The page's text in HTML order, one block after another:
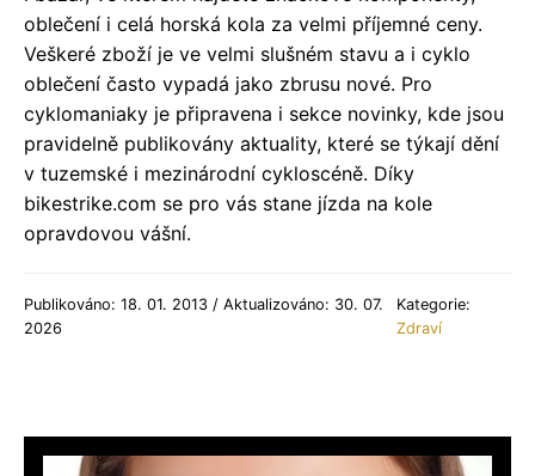
oblečení i celá horská kola za velmi příjemné ceny.
Veškeré zboží je ve velmi slušném stavu a i cyklo
oblečení často vypadá jako zbrusu nové. Pro
cyklomaniaky je připravena i sekce novinky, kde jsou
pravidelně publikovány aktuality, které se týkají dění
v tuzemské i mezinárodní cykloscéně. Díky
bikestrike.com se pro vás stane jízda na kole
opravdovou vášní.
Publikováno: 18. 01. 2013 / Aktualizováno: 30. 07.
2026
Kategorie:
Zdraví